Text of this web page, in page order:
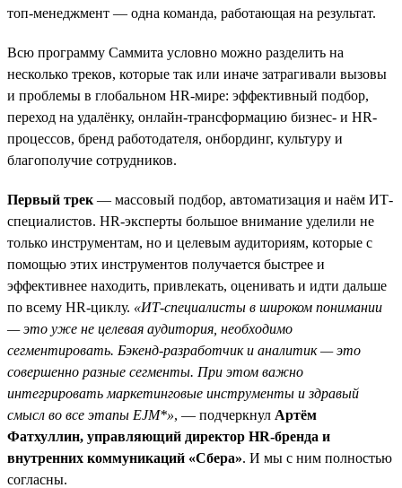
топ-менеджмент — одна команда, работающая на результат.
Всю программу Саммита условно можно разделить на
несколько треков, которые так или иначе затрагивали вызовы
и проблемы в глобальном HR-мире: эффективный подбор,
переход на удалёнку, онлайн-трансформацию бизнес- и HR-
процессов, бренд работодателя, онбординг, культуру и
благополучие сотрудников.
Первый трек — массовый подбор, автоматизация и наём ИТ-
специалистов. HR-эксперты большое внимание уделили не
только инструментам, но и целевым аудиториям, которые с
помощью этих инструментов получается быстрее и
эффективнее находить, привлекать, оценивать и идти дальше
по всему HR-циклу. «ИТ-специалисты в широком понимании
— это уже не целевая аудитория, необходимо
сегментировать. Бэкенд-разработчик и аналитик — это
совершенно разные сегменты. При этом важно
интегрировать маркетинговые инструменты и здравый
смысл во все этапы EJM*», — подчеркнул Артём
Фатхуллин, управляющий директор HR-бренда и
внутренних коммуникаций «Сбера». И мы с ним полностью
согласны.